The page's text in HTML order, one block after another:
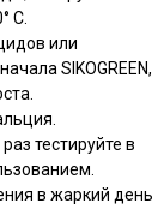
С.
или
SIKOGREEN,
тестируйте в
в жаркий день